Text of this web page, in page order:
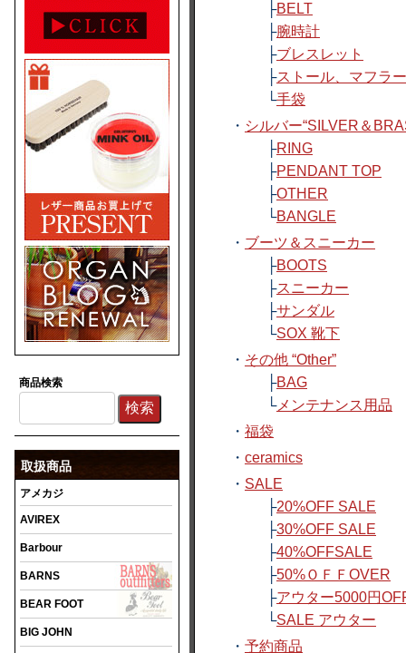
商品検索
取扱商品
アメカジ
AVIREX
Barbour
BARNS
BEAR FOOT
BIG JOHN
├BELT
├腕時計
├ブレスレット
├ストール、マフラー
└手袋
・ シルバー“SILVER＆
├RING
├PENDANT TOP
├OTHER
└BANGLE
・ ブーツ＆スニーカー
├BOOTS
├スニーカー
├サンダル
└SOX 靴下
・ その他 “Other”
├BAG
└メンテナンス用品
・ 福袋
・ ceramics
・ SALE
├20%OFF SALE
├30%OFF SALE
├40%OFFSALE
├50%ＯＦＦOVER
├アウター5000円
└SALE アウター
・ 予約商品